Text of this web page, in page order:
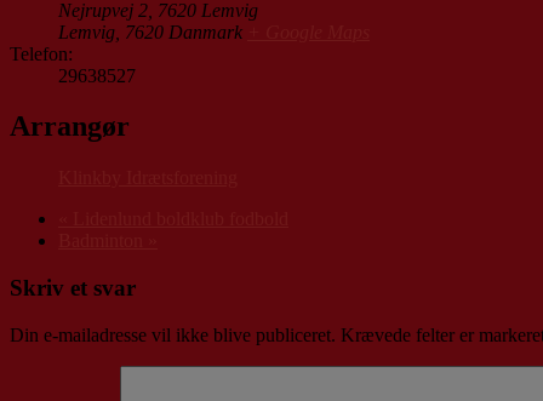
Nejrupvej 2, 7620 Lemvig
Lemvig 7620 Danmark
Telefon:
29638527
Arrangør
Skriv et svar
Din e-mailadresse vil ikke blive publiceret. Krævede felter er